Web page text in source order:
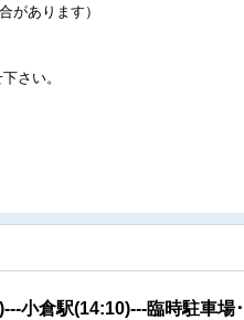
があります）
さい。
小倉駅(14:10)---臨時駐車